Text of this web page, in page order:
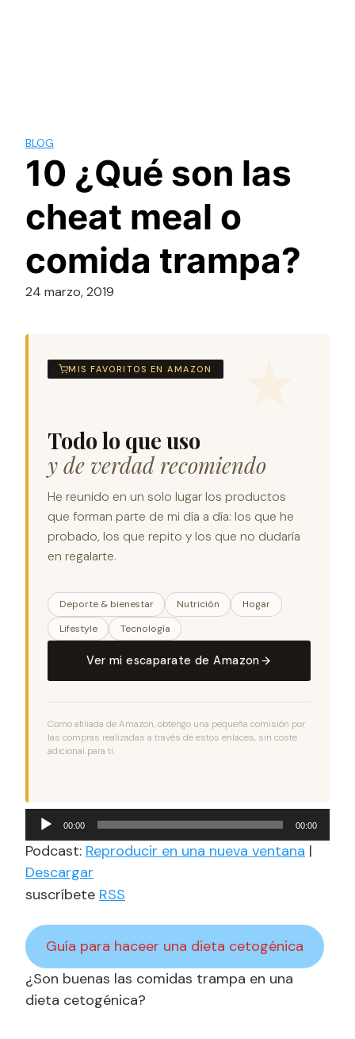
BLOG
10 ¿Qué son las
cheat meal o
comida trampa?
24 marzo, 2019
MIS FAVORITOS EN AMAZON
Todo lo que uso
y de verdad recomiendo
He reunido en un solo lugar los productos
que forman parte de mi día a día: los que he
probado, los que repito y los que no dudaría
en regalarte.
Deporte & bienestar Nutrición
Hogar
Lifestyle
Tecnología
Ver mi escaparate de Amazon
Como afiliada de Amazon, obtengo una pequeña comisión por
las compras realizadas a través de estos enlaces, sin coste
adicional para ti.
Reproductor
audio
00:00 00:00
Podcast: Reproducir en una nueva ventana |
Descargar
suscríbete RSS
Guía para haceer una dieta cetogénica
¿Son buenas las comidas trampa en una
dieta cetogénica?